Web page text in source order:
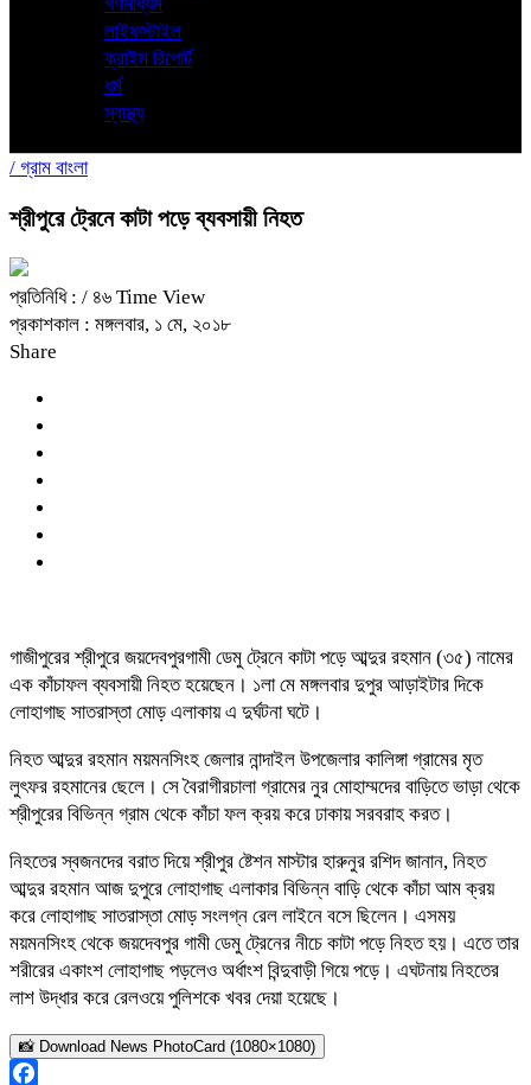
লাইফস্টাইল
ক্রাইম রিপোর্ট
ধর্ম
স্বাস্থ্য
/ গ্রাম বাংলা
শ্রীপুরে ট্রেনে কাটা পড়ে ব্যবসায়ী নিহত
প্রতিনিধি : / ৪৬ Time View
প্রকাশকাল : মঙ্গলবার, ১ মে, ২০১৮
Share
গাজীপুরের শ্রীপুরে জয়দেবপুরগামী ডেমু ট্রেনে কাটা পড়ে আব্দুর রহমান (৩৫) নামের
এক কাঁচাফল ব্যবসায়ী নিহত হয়েছেন। ১লা মে মঙ্গলবার দুপুর আড়াইটার দিকে
লোহাগাছ সাতরাস্তা মোড় এলাকায় এ দুর্ঘটনা ঘটে।
নিহত আব্দুর রহমান ময়মনসিংহ জেলার নান্দাইল উপজেলার কালিঙ্গা গ্রামের মৃত
লুৎফর রহমানের ছেলে। সে বৈরাগীরচালা গ্রামের নুর মোহাম্মদের বাড়িতে ভাড়া থেকে
শ্রীপুরের বিভিন্ন গ্রাম থেকে কাঁচা ফল ক্রয় করে ঢাকায় সরবরাহ করত।
নিহতের স্বজনদের বরাত দিয়ে শ্রীপুর ষ্টেশন মাস্টার হারুনুর রশিদ জানান, নিহত
আব্দুর রহমান আজ দুপুরে লোহাগাছ এলাকার বিভিন্ন বাড়ি থেকে কাঁচা আম ক্রয়
করে লোহাগাছ সাতরাস্তা মোড় সংলগ্ন রেল লাইনে বসে ছিলেন। এসময়
ময়মনসিংহ থেকে জয়দেবপুর গামী ডেমু ট্রেনের নীচে কাটা পড়ে নিহত হয়। এতে তার
শরীরের একাংশ লোহাগাছ পড়লেও অর্ধাংশ বিন্দুবাড়ী গিয়ে পড়ে। এঘটনায় নিহতের
লাশ উদ্ধার করে রেলওয়ে পুলিশকে খবর দেয়া হয়েছে।
📸 Download News PhotoCard (1080×1080)